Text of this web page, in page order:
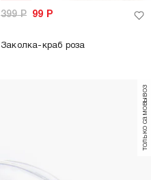
399Р 99 Р
Заколка-краб роза
только самовывоз